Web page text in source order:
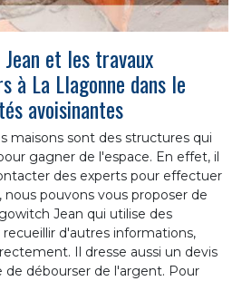
et les travaux
à La Llagonne dans le
avoisinantes
maisons sont des structures qui
gagner de l'espace. En effet, il
des experts pour effectuer
pouvons vous proposer de
Jean qui utilise des
d'autres informations,
Il dresse aussi un devis
de débourser de l'argent. Pour